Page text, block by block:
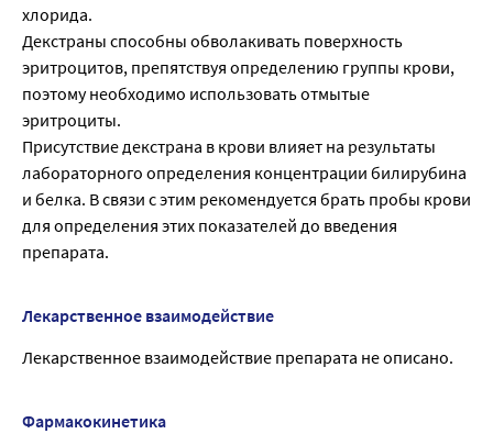
хлорида.
Декстраны способны обволакивать поверхность
эритроцитов, препятствуя определению группы крови,
поэтому необходимо использовать отмытые
эритроциты.
Присутствие декстрана в крови влияет на результаты
лабораторного определения концентрации билирубина
и белка. В связи с этим рекомендуется брать пробы крови
для определения этих показателей до введения
препарата.
Лекарственное взаимодействие
Лекарственное взаимодействие препарата не описано.
Фармакокинетика